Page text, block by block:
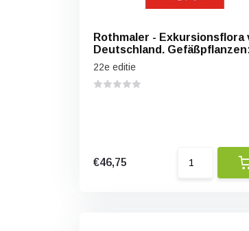
Rothmaler - Exkursionsflora
Deutschland.
Grundband
22e editie
€46,75